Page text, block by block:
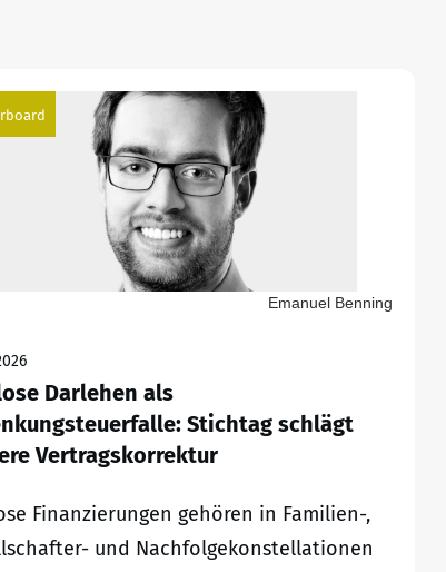
Emanuel Benning
Darlehen als
Stichtag schlägt
Vertragskorrektur
Finanzierungen gehören in Familien-,
und Nachfolgekonstellationen